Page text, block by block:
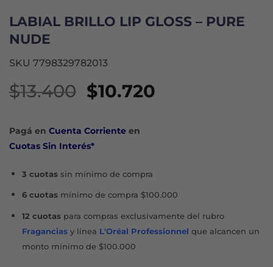
LABIAL BRILLO LIP GLOSS – PURE
NUDE
SKU 7798329782013
$13.400 El
original
era:
$10.720El
Pagá en Cuenta Corriente en
Cuotas Sin Interés*
3 cuotassin mínimo de compra
6 cuotasmínimo de compra $100.000
12 cuotaspara compras exclusivamente del rubro
Fraganciasy línea L'Oréal Professionnel que alcancen un
monto mínimo de $100.000